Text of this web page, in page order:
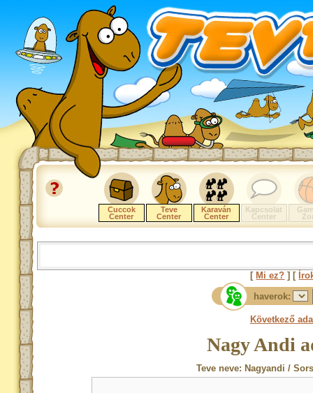
Cuccok
Center
Teve
Center
Karaván
Center
Kapcsolat
Center
[ Mi ez? ] [
haverok:
Következő
Nagy Andi
Teve neve: Nagyandi /